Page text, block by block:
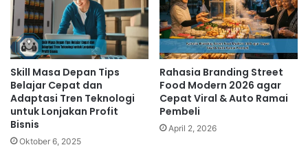
1 hari ago
Membangun Branding yang
Kuat
Branding yang kuat mencakup logo, warna, font, dan tone of
voice yang konsisten di seluruh platform online Anda.
Branding yang unik dan mudah diingat akan membantu
Skill Masa Depan Tips
Belajar Cepat dan
Adaptasi Tren Teknologi
untuk Lonjakan Profit
Bisnis
Oktober 6, 2025
Rahasia Branding Street
Food Modern 2026 agar
Cepat Viral & Auto Ramai
Pembeli
April 2, 2026